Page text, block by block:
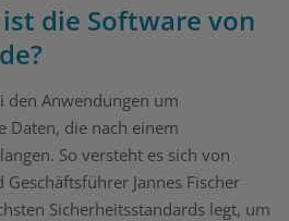
die Software von
den Anwendungen um
Daten, die nach einem
So versteht es sich von
Jannes Fischer
Sicherheitsstandards legt, um